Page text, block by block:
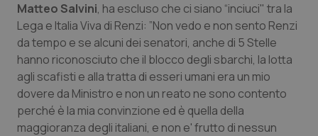
Ulcera & Reflusso
Vaccini
Matteo Salvini, ha escluso che ci siano “inciuci" tra la
Lega e Italia Viva di Renzi: ”Non vedo e non sento Renzi
da tempo e se alcuni dei senatori, anche di 5 Stelle
hanno riconosciuto che il blocco degli sbarchi, la lotta
agli scafisti e alla tratta di esseri umani era un mio
dovere da Ministro e non un reato ne sono contento
perché è la mia convinzione ed è quella della
maggioranza degli italiani, e non e' frutto di nessun